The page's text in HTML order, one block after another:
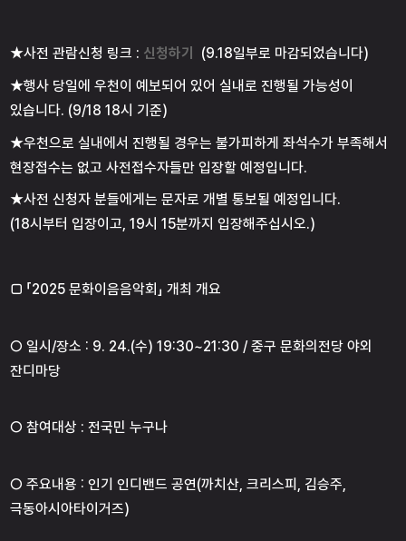
★사전 관람신청 링크 : 신청하기
(9.18일부로 마감되었습니다)
★행사 당일에 우천이 예보되어 있어 실내로 진행될 가능성이
있습니다. (9/18 18시 기준)
★우천으로 실내에서 진행될 경우는 불가피하게 좌석수가 부족해서
현장접수는 없고 사전접수자들만 입장할 예정입니다.
★사전 신청자 분들에게는 문자로 개별 통보될 예정입니다.
(18시부터 입장이고, 19시 15분까지 입장해주십시오.)
□ 「2025 문화이음음악회」 개최 개요
○ 일시/장소 : 9. 24.(수) 19:30~21:30 / 중구 문화의전당 야외
잔디마당
○ 참여대상 : 전국민 누구나
○ 주요내용 : 인기 인디밴드 공연(까치산, 크리스피, 김승주,
극동아시아타이거즈)